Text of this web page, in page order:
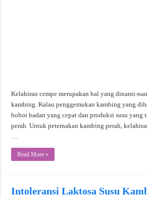
Kelahiran cempe merupakan hal yang dinanti-
kambing. Kalau penggemukan kambing yang
bobot badan yang cepat dan produksi susu
perah. Untuk peternakan kambing perah,
…
Read More »
Intoleransi Laktosa Susu